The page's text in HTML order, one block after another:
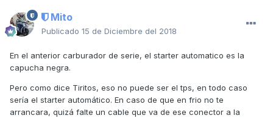
Mito
Publicado 15 de Diciembre del 2018
En el anterior carburador de serie, el starter automatico es la
capucha negra.
Pero como dice Tiritos, eso no puede ser el tps, en todo caso
sería el starter automático. En caso de que en frio no te
arrancara, quizá falte un cable que va de ese conector a la